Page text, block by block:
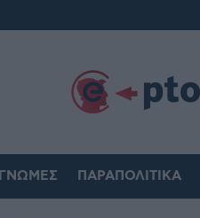
ΓΝΏΜΕΣ ΠΑΡΑΠΟΛΙΤΙΚΆ